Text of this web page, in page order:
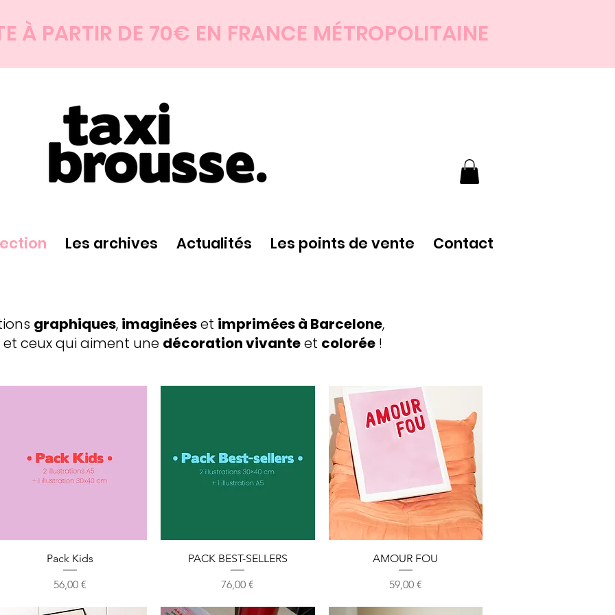
À PARTIR DE 70€ EN FRANCE MÉTROPOLITAINE
Les archives Actualités Les points de vente Contact
graphiques, imaginéeset imprimées à Barcelone,
ceux qui aiment une décoration vivanteet colorée!
Aperçu rapide
Pack Kids
Prix
56,00 €
Aperçu rapide
PACK BEST-SELLERS
Prix
76,00 €
Aperçu rapide
AMOUR FOU
Prix
59,00 €